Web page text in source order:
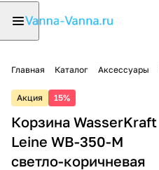
Главная Каталог Аксессуары
Акция 15%
Корзина WasserKraft
Leine WB-350-M
светло-коричневая